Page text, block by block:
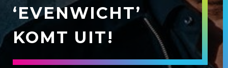
‘EVENWICHT’
KOMT UIT!